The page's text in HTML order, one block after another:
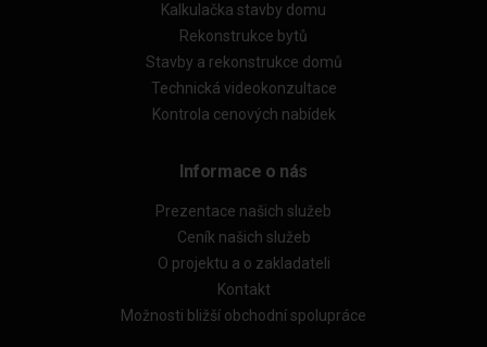
Kalkulačka stavby domu
Rekonstrukce bytů
Stavby a rekonstrukce domů
Technická videokonzultace
Kontrola cenových nabídek
Informace o nás
Prezentace našich služeb
Ceník našich služeb
O projektu a o zakladateli
Kontakt
Možnosti bližší obchodní spolupráce